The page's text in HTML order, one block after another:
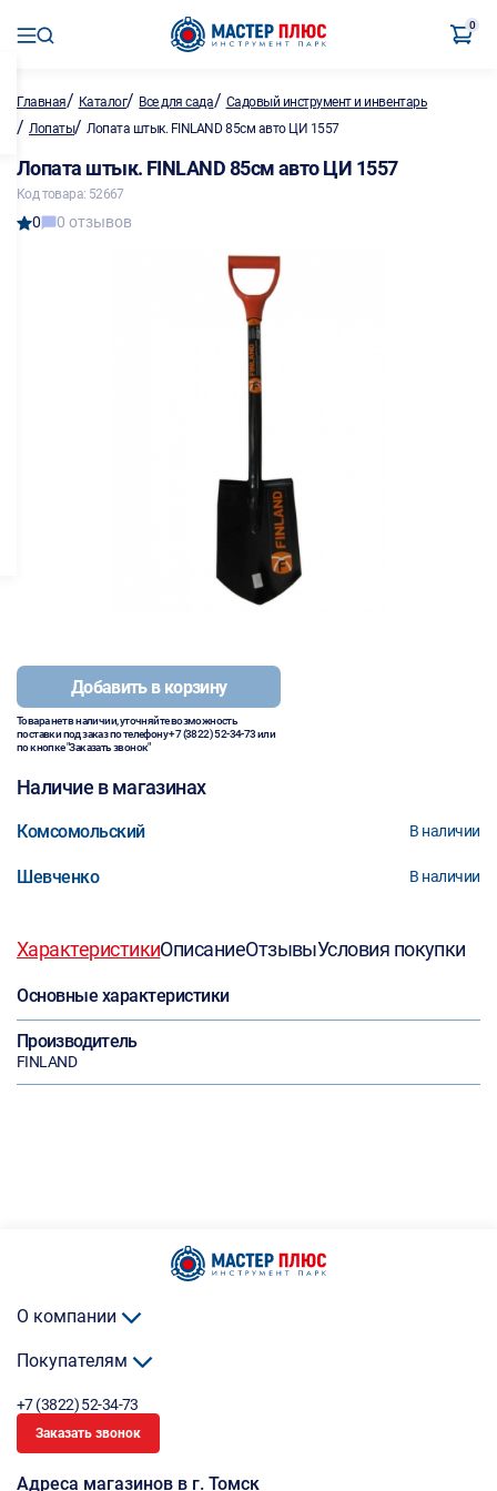
0
Главная/ Каталог/ Все для сада/ Садовый инструмент и инвентарь
/ Лопаты/Лопата штык. FINLAND 85см авто ЦИ 1557
Лопата штык. FINLAND 85см авто ЦИ 1557
Код товара: 52667
0 0 отзывов
Добавить в корзину
Товара нет в наличии, уточняйте возможность
поставки под заказ по телефону+7 (3822) 52-34-73или
по кнопке "Заказать звонок"
Наличие в магазинах
Комсомольский В наличии
Шевченко В наличии
ХарактеристикиОписаниеОтзывыУсловия покупки
Основные характеристики
Производитель
FINLAND
О компании
Покупателям
+7 (3822) 52-34-73
Заказать звонок
Адреса магазинов в г. Томск